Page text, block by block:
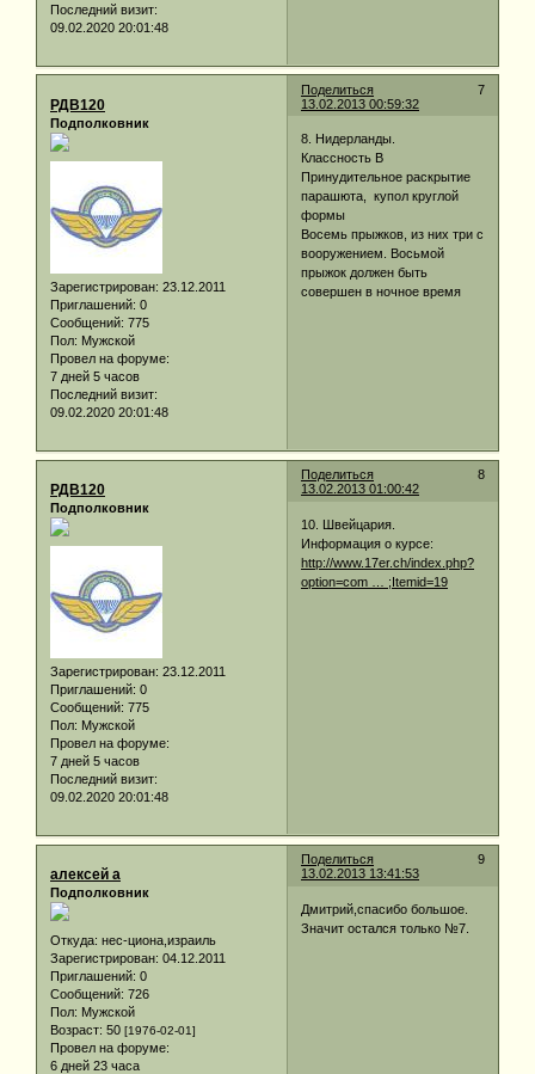
Последний визит:
09.02.2020 20:01:48
Поделиться
7
13.02.2013 00:59:32
РДВ120
Подполковник
Зарегистрирован: 23.12.2011
Приглашений: 0
Сообщений: 775
Пол: Мужской
Провел на форуме:
7 дней 5 часов
Последний визит:
09.02.2020 20:01:48
8. Нидерланды.
Классность В
Принудительное раскрытие
парашюта, купол круглой
формы
Восемь прыжков, из них три с
вооружением. Восьмой
прыжок должен быть
совершен в ночное время
Поделиться
8
13.02.2013 01:00:42
РДВ120
Подполковник
Зарегистрирован: 23.12.2011
Приглашений: 0
Сообщений: 775
Пол: Мужской
Провел на форуме:
7 дней 5 часов
Последний визит:
09.02.2020 20:01:48
10. Швейцария.
Информация о курсе:
http://www.17er.ch/index.php?
option=com … ;Itemid=19
Поделиться
9
13.02.2013 13:41:53
алексей а
Подполковник
Откуда: нес-циона,израиль
Зарегистрирован: 04.12.2011
Приглашений: 0
Сообщений: 726
Пол: Мужской
Возраст: 50 [1976-02-01]
Провел на форуме:
6 дней 23 часа
Дмитрий,спасибо большое.
Значит остался только №7.